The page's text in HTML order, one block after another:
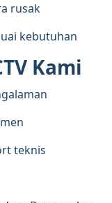
rusak
kebutuhan
Kami
teknis